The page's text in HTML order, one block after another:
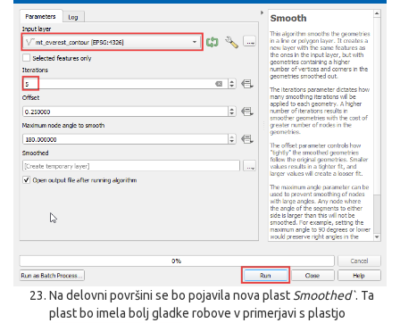
Na delovni površini se bo pojavila nova plast Smoothed`. Ta
plast bo imela bolj gladke robove v primerjavi s plastjo